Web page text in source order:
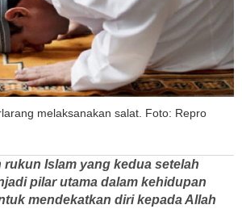
melaksanakan salat. Foto: Repro
rukun Islam yang kedua setelah
pilar utama dalam kehidupan
mendekatkan diri kepada Allah